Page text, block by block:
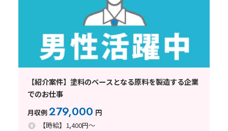
【紹介案件】塗料のベースとなる原料を製造する企業
でのお仕事
月収例279,000 円
【時給】1,400円～